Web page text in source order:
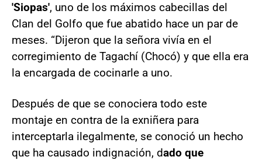
'Siopas', uno de los máximos cabecillas del
Clan del Golfo que fue abatido hace un par de
meses. “Dijeron que la señora vivía en el
corregimiento de Tagachí (Chocó) y que ella era
la encargada de cocinarle a uno.
Después de que se conociera todo este
montaje en contra de la exniñera para
interceptarla ilegalmente, se conoció un hecho
que ha causado indignación, dado que